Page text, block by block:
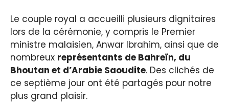
Le couple royal a accueilli plusieurs dignitaires
lors de la cérémonie, y compris le Premier
ministre malaisien, Anwar Ibrahim, ainsi que de
nombreux représentants de Bahreïn, du
Bhoutan et d’Arabie Saoudite. Des clichés de
ce septième jour ont été partagés pour notre
plus grand plaisir.